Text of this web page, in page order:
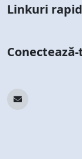
Linkuri